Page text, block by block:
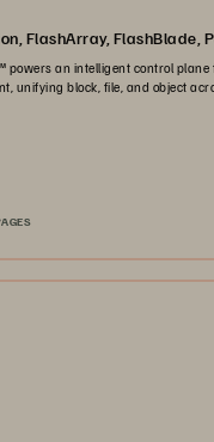
FlashArray, FlashBlade,
powers an intelligent control plane
unifying block, file, and object